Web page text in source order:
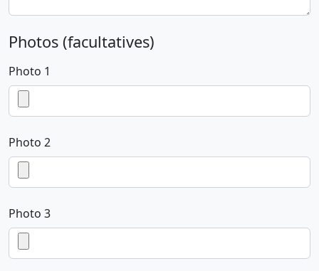
Photos (facultatives)
Photo 1
Photo 2
Photo 3